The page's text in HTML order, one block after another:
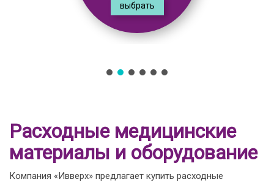
выбрать
Расходные медицинские
материалы и оборудование
Компания «Ивверх» предлагает купить расходные